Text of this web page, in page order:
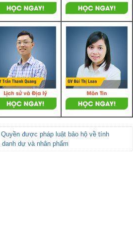
Quyền được pháp luật bảo hộ về tính
dự và nhân phẩm